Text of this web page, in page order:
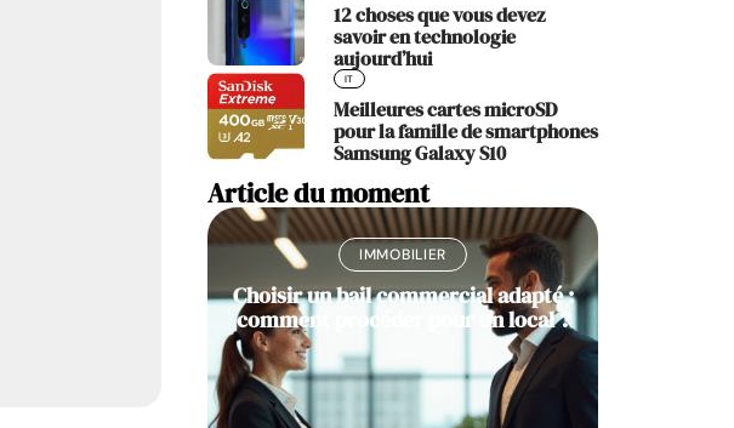
12 choses que vous devez
savoir en technologie
aujourd’hui
IT
Meilleures cartes microSD
pour la famille de smartphones
Samsung Galaxy S10
Article du moment
IMMOBILIER
Choisir un bail commercial adapté :
comment procéder pour un local ?